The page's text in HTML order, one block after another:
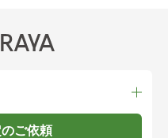
ご依頼